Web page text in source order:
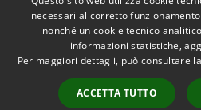
RSS
Accessibilità
Cookie
Mappa del sito
necessari al corretto
nonché un cookie tecnico
informazioni statistiche,
Per maggiori dettagli, può consultare
ACCETTA TUTTO